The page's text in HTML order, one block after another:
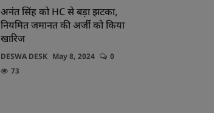
अनंत सिंह को HC से बड़ा झटका,
नियमित जमानत की अर्जी को किया
खारिज
DESWA DESK May 8, 2024
0
73